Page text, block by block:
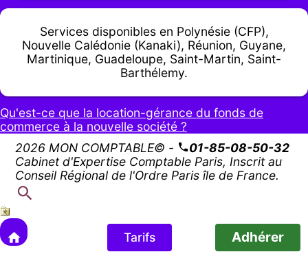
Services disponibles en Polynésie (CFP),
Nouvelle Calédonie (Kanaki), Réunion, Guyane,
Martinique, Guadeloupe, Saint-Martin, Saint-
Barthélemy.
Qu'est-ce que la location-gérance du fonds de
commerce à la nouvelle société ?
2026 MON COMPTABLE© -
01-85-08-50-32
Cabinet d'Expertise Comptable Paris, Inscrit au
Conseil Régional de l'Ordre Paris île de France.
Tarifs Adhérer